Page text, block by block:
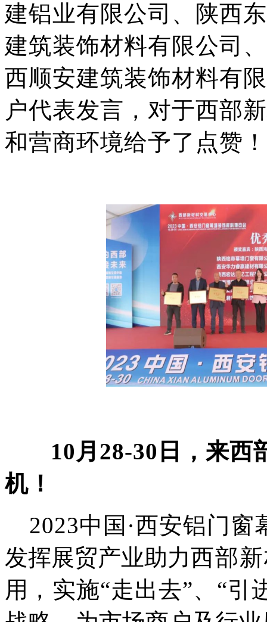
建铝业有限公司、陕西
建筑装饰材料有限公司
西顺安建筑装饰材料有
户代表发言，对于西部
和营商环境给予了点赞！
10月28-30日， 来西
机！
2023中国·西安铝门
发挥展贸产业助力西部
用 ， 实施“走出去”、“引